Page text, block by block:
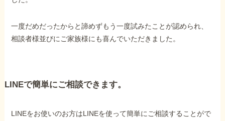
一度だめだったからと諦めずもう一度試みたことが認められ、
相談者様並びにご家族様にも喜んでいただきました。
LINEで簡単にご相談できます。
LINEをお使いのお方はLINEを使って簡単にご相談することがで